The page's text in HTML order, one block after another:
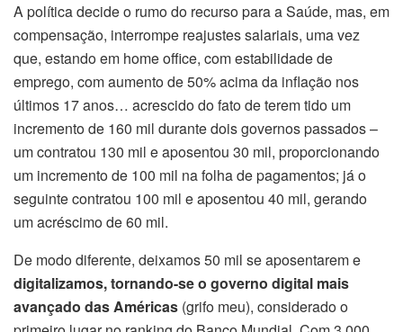
A política decide o rumo do recurso para a Saúde, mas, em
compensação, interrompe reajustes salariais, uma vez
que, estando em home office, com estabilidade de
emprego, com aumento de 50% acima da inflação nos
últimos 17 anos… acrescido do fato de terem tido um
incremento de 160 mil durante dois governos passados –
um contratou 130 mil e aposentou 30 mil, proporcionando
um incremento de 100 mil na folha de pagamentos; já o
seguinte contratou 100 mil e aposentou 40 mil, gerando
um acréscimo de 60 mil.
De modo diferente, deixamos 50 mil se aposentarem e
digitalizamos, tornando-se o governo digital mais
avançado das Américas (grifo meu), considerado o